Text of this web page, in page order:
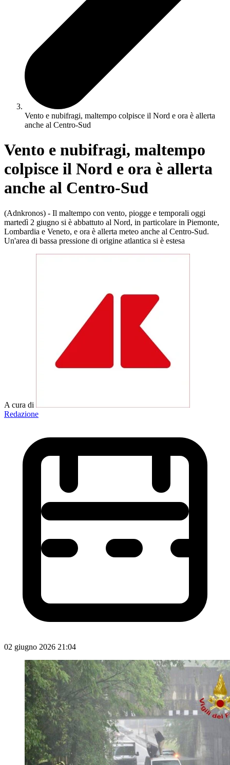
Vento e nubifragi, maltempo colpisce il Nord e ora è allerta
anche al Centro-Sud
Vento e nubifragi, maltempo
colpisce il Nord e ora è allerta
anche al Centro-Sud
(Adnkronos) - Il maltempo con vento, piogge e temporali oggi
martedì 2 giugno si è abbattuto al Nord, in particolare in Piemonte,
Lombardia e Veneto, e ora è allerta meteo anche al Centro-Sud.
Un'area di bassa pressione di origine atlantica si è estesa
A cura di
Redazione
02 giugno 2026 21:04